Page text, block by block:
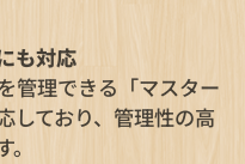
も対応
管理できる「マスター
しており、管理性の高